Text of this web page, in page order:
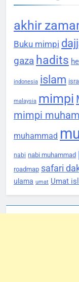
akhir
Buku mimpi
gaza hadits
indonesia islam
malaysia mimpi
mimpi
muhammad
nabi nabi muhammad
roadmap safari
ulama umat Umat